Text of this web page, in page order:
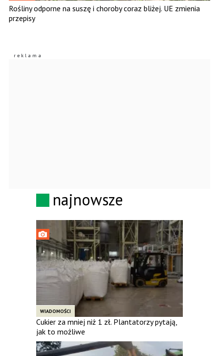
Rośliny odporne na suszę i choroby coraz bliżej. UE zmienia
przepisy
najnowsze
WIADOMOŚCI
Cukier za mniej niż 1 zł. Plantatorzy pytają,
jak to możliwe